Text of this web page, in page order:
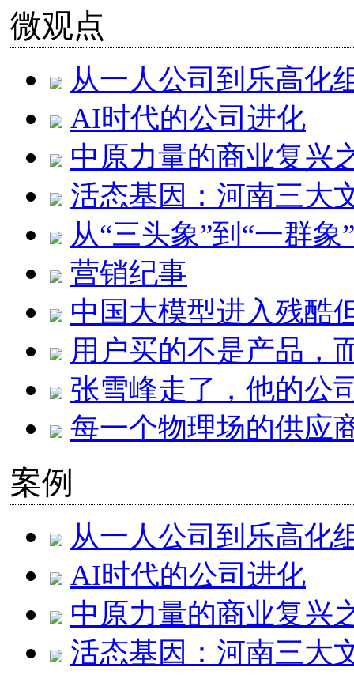
微观点
从一人公司到乐高化
AI时代的公司进化
中原力量的商业复兴
活态基因：河南三大
从“三头象”到“一群象”
营销纪事
中国大模型进入残酷
用户买的不是产品，
张雪峰走了，他的公
每一个物理场的供应
案例
从一人公司到乐高化
AI时代的公司进化
中原力量的商业复兴
活态基因：河南三大